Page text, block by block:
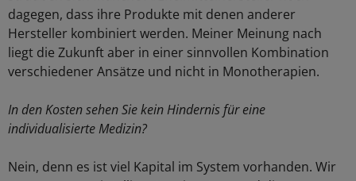
dagegen, dass ihre Produkte mit denen anderer
Hersteller kombiniert werden. Meiner Meinung nach
liegt die Zukunft aber in einer sinnvollen Kombination
verschiedener Ansätze und nicht in Monotherapien.
In den Kosten sehen Sie kein Hindernis für eine
individualisierte Medizin?
Nein, denn es ist viel Kapital im System vorhanden. Wir